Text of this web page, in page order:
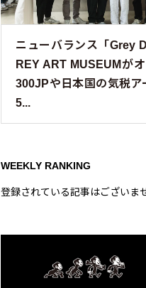
ニューバランス「Grey
REY ART MUSEUMが
300JPや日本国の気税ア
5...
WEEKLY RANKING
登録されている記事はございま